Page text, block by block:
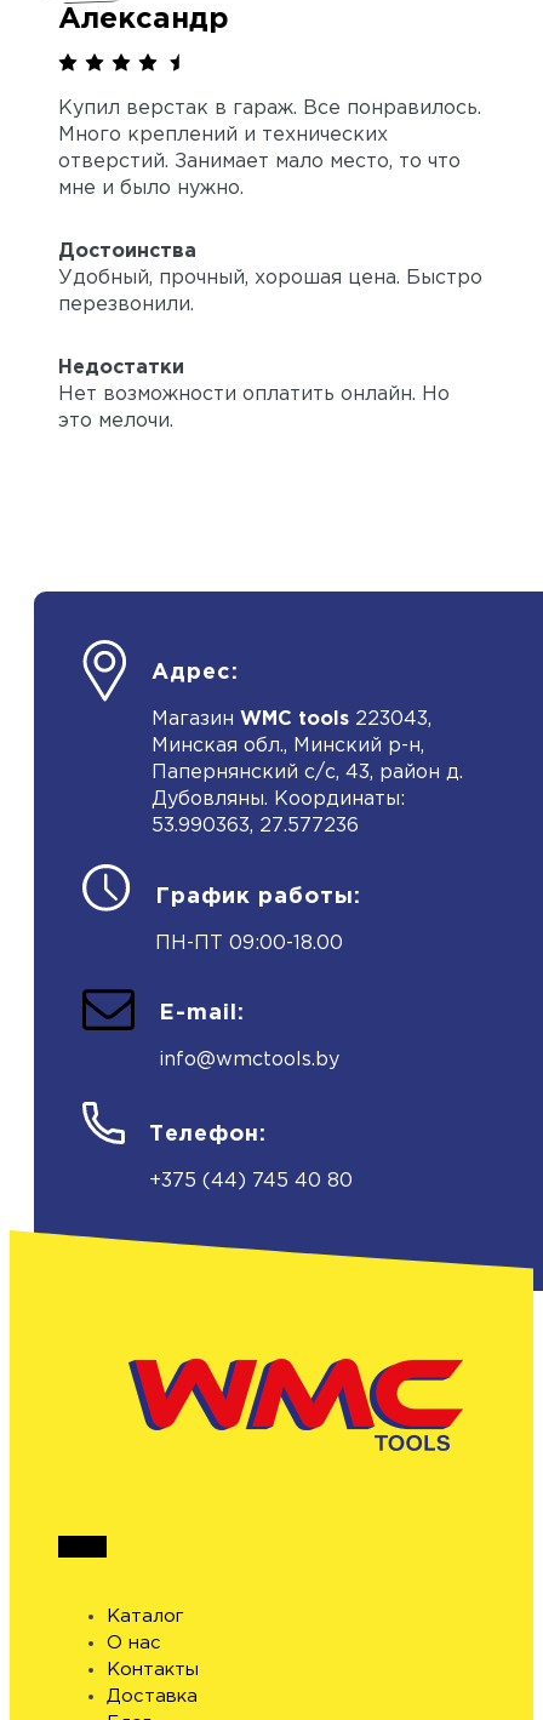
Александр
Купил верстак в гараж. Все понравилось.
Много креплений и технических
отверстий. Занимает мало место, то что
мне и было нужно.
Достоинства
Удобный, прочный, хорошая цена. Быстро
перезвонили.
Недостатки
Нет возможности оплатить онлайн. Но
это мелочи.
Адрес:
Магазин WMC tools 223043,
Минская обл., Минский р-н,
Папернянский с/с, 43, район д.
Дубовляны. Координаты:
53.990363, 27.577236
График работы:
ПН-ПТ 09:00-18.00
E-mail:
info@wmctools.by
Телефон:
+375 (44) 745 40 80
Каталог
О нас
Контакты
Доставка